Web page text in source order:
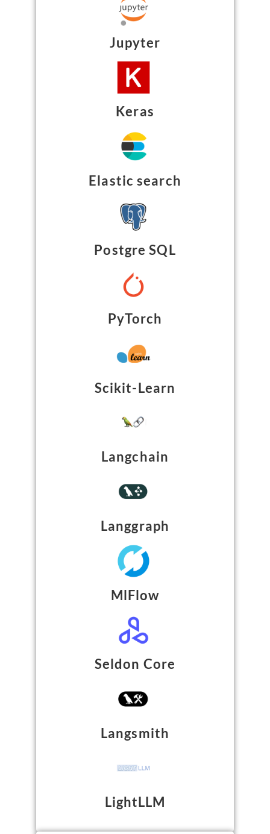
Jupyter
Keras
Elastic search
Postgre SQL
PyTorch
Scikit-Learn
Langchain
Langgraph
MlFlow
Seldon Core
Langsmith
LightLLM